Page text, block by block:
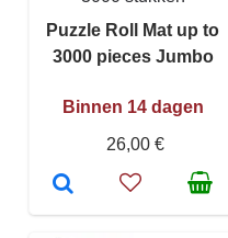
Puzzle Roll Mat up to
3000 pieces Jumbo
Binnen 14 dagen
26,00 €